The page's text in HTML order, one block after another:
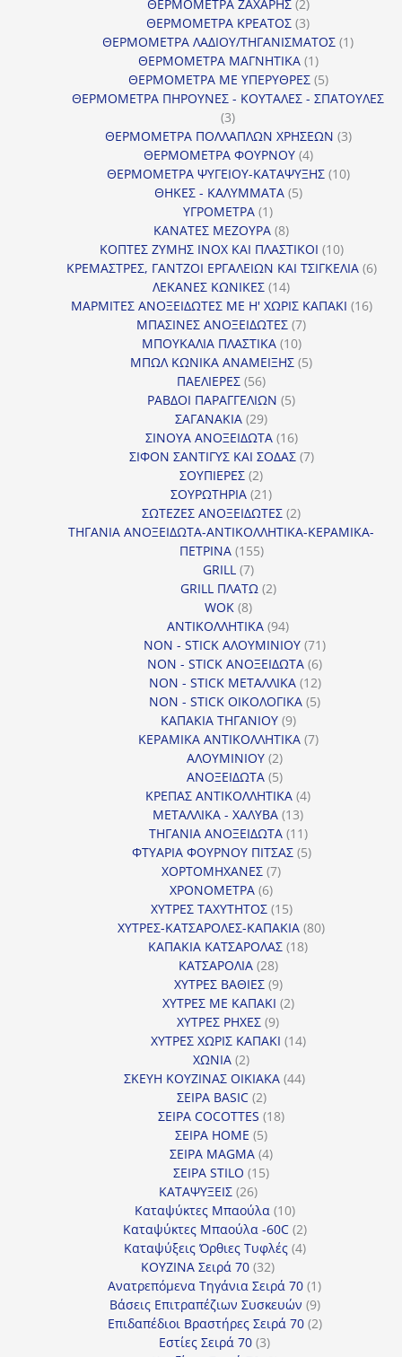
ΘΕΡΜΟΜΕΤΡΑ ΖΑΧΑΡΗΣ 2
προϊόντα
ΘΕΡΜΟΜΕΤΡΑ ΚΡΕΑΤΟΣ 33
προϊόντα
ΘΕΡΜΟΜΕΤΡΑ ΛΑΔΙΟΥ/ΤΗΓΑΝΙΣΜΑΤΟΣ 11
ΘΕΡΜΟΜΕΤΡΑ ΜΑΓΝΗΤΙΚΑ 11
προϊόν
ΘΕΡΜΟΜΕΤΡΑ ΜΕ ΥΠΕΡΥΘΡΕΣ 55
προϊόντα
ΘΕΡΜΟΜΕΤΡΑ ΠΗΡΟΥΝΕΣ - ΚΟΥΤΑΛΕΣ - ΣΠΑΤΟΥΛΕΣ
33
προϊόντα
ΘΕΡΜΟΜΕΤΡΑ ΠΟΛΛΑΠΛΩΝ ΧΡΗΣΕΩΝ 33
ΘΕΡΜΟΜΕΤΡΑ ΦΟΥΡΝΟΥ 44
προϊόντα
ΘΕΡΜΟΜΕΤΡΑ ΨΥΓΕΙΟΥ-ΚΑΤΑΨΥΞΗΣ 1010
ΘΗΚΕΣ - ΚΑΛΥΜΜΑΤΑ 55
ΥΓΡΟΜΕΤΡΑ 11
προϊόν
ΚΑΝΑΤΕΣ ΜΕΖΟΥΡΑ 88
προϊόντα
ΚΟΠΤΕΣ ΖΥΜΗΣ INOX ΚΑΙ ΠΛΑΣΤΙΚΟΙ 1010
προϊόντα
ΚΡΕΜΑΣΤΡΕΣ, ΓΑΝΤΖΟΙ ΕΡΓΑΛΕΙΩΝ ΚΑΙ ΤΣΙΓΚΕΛΙΑ 66
ΛΕΚΑΝΕΣ ΚΩΝΙΚΕΣ 1414
προϊόντα
ΜΑΡΜΙΤΕΣ ΑΝΟΞΕΙΔΩΤΕΣ ΜΕ Η' ΧΩΡΙΣ ΚΑΠΑΚΙ 1616
ΜΠΑΣΙΝΕΣ ΑΝΟΞΕΙΔΩΤΕΣ 77
ΜΠΟΥΚΑΛΙΑ ΠΛΑΣΤΙΚΑ 1010
προϊόντα
ΜΠΩΛ ΚΩΝΙΚΑ ΑΝΑΜΕΙΞΗΣ 55
ΠΑΕΛΙΕΡΕΣ 5656
προϊόντα
ΡΑΒΔΟΙ ΠΑΡΑΓΓΕΛΙΩΝ 55
ΣΑΓΑΝΑΚΙΑ 2929
προϊόντα
ΣΙΝΟΥΑ ΑΝΟΞΕΙΔΩΤΑ 1616
προϊόντα
ΣΙΦΟΝ ΣΑΝΤΙΓΥΣ ΚΑΙ ΣΟΔΑΣ 77
ΣΟΥΠΙΕΡΕΣ 22
προϊόντα
ΣΟΥΡΩΤΗΡΙΑ 2121
προϊόντα
ΣΩΤΕΖΕΣ ΑΝΟΞΕΙΔΩΤΕΣ 22
προϊόντα
ΤΗΓΑΝΙΑ ΑΝΟΞΕΙΔΩΤΑ-ΑΝΤΙΚΟΛΛΗΤΙΚΑ-ΚΕΡΑΜΙΚΑ-
ΠΕΤΡΙΝΑ 155155
GRILL 77
προϊόντα
GRILL ΠΛΑΤΩ 22
WOK 88
προϊόντα
ΑΝΤΙΚΟΛΛΗΤΙΚΑ 9494
προϊόντα
NON - STICK ΑΛΟΥΜΙΝΙΟΥ 7171
προϊόντα
NON - STICK ΑΝΟΞΕΙΔΩΤΑ 66
προϊόντα
NON - STICK ΜΕΤΑΛΛΙΚΑ 1212
προϊόντα
NON - STICK ΟΙΚΟΛΟΓΙΚΑ 55
ΚΑΠΑΚΙΑ ΤΗΓΑΝΙΟΥ 99
προϊόντα
ΚΕΡΑΜΙΚΑ ΑΝΤΙΚΟΛΛΗΤΙΚΑ 77
ΑΛΟΥΜΙΝΙΟΥ 22
προϊόντα
ΑΝΟΞΕΙΔΩΤΑ 55
προϊόντα
ΚΡΕΠΑΣ ΑΝΤΙΚΟΛΛΗΤΙΚΑ 44
ΜΕΤΑΛΛΙΚΑ - ΧΑΛΥΒΑ 1313
προϊόντα
ΤΗΓΑΝΙΑ ΑΝΟΞΕΙΔΩΤΑ 1111
προϊόντα
ΦΤΥΑΡΙΑ ΦΟΥΡΝΟΥ ΠΙΤΣΑΣ 55
ΧΟΡΤΟΜΗΧΑΝΕΣ 77
ΧΡΟΝΟΜΕΤΡΑ 66
προϊόντα
ΧΥΤΡΕΣ ΤΑΧΥΤΗΤΟΣ 1515
προϊόντα
ΧΥΤΡΕΣ-ΚΑΤΣΑΡΟΛΕΣ-ΚΑΠΑΚΙΑ 8080
ΚΑΠΑΚΙΑ ΚΑΤΣΑΡΟΛΑΣ 1818
ΚΑΤΣΑΡΟΛΙΑ 2828
προϊόντα
ΧΥΤΡΕΣ ΒΑΘΙΕΣ 99
προϊόντα
ΧΥΤΡΕΣ ΜΕ ΚΑΠΑΚΙ 22
ΧΥΤΡΕΣ ΡΗΧΕΣ 99
προϊόντα
ΧΥΤΡΕΣ ΧΩΡΙΣ ΚΑΠΑΚΙ 1414
ΧΩΝΙΑ 22
προϊόντα
ΣΚΕΥΗ ΚΟΥΖΙΝΑΣ ΟΙΚΙΑΚΑ 4444
ΣΕΙΡΑ BASIC 22
προϊόντα
ΣΕΙΡΑ COCOTTES 1818
ΣΕΙΡΑ HOME 55
προϊόντα
ΣΕΙΡΑ MAGMA 44
προϊόντα
ΣΕΙΡΑ STILO 1515
ΚΑΤΑΨΥΞΕΙΣ 2626
προϊόντα
Καταψύκτες Μπαούλα 1010
προϊόντα
Καταψύκτες Μπαούλα -60C 22
προϊόντα
Καταψύξεις Όρθιες Τυφλές 44
ΚΟΥΖΙΝΑ Σειρά 70 3232
προϊόντα
Ανατρεπόμενα Τηγάνια Σειρά 70 11
προϊόν
Βάσεις Επιτραπέζιων Συσκευών 99
προϊόντα
Επιδαπέδιοι Βραστήρες Σειρά 70 22
Εστίες Σειρά 70 33